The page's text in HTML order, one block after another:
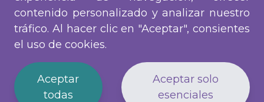
Todos los derechos reservados.
Términos y Condiciones
contenido personalizado y analizar nuestro
tráfico. Al hacer clic en "Aceptar", consientes
el uso de cookies.
Aceptar
todas
Aceptar solo
esenciales